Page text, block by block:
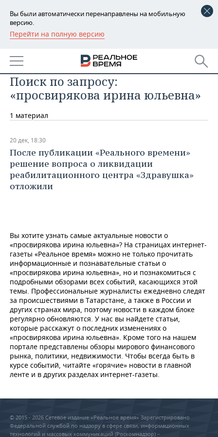
Вы были автоматически перенаправлены на мобильную
версию.
Перейти на полную версию
РЕГИОНЫ
БАШКОРТОСТАН
ТАТАРСТАН
УДМУРТИЯ
НОВОСТИ
АНАЛИТИКА
НОВОСТИ АНАЛИТИКИ
КОРОЛИ ГОСЗАКАЗА ПФО
ВУЗЫ ТАТАРСТАНА
КОМУ ПРИНАДЛЕЖАТ
ЭКОНОМИКА
БАНКИ
БЮДЖЕТ
ПРОМЫШЛЕННОСТИ
АГРОПРОМ
НЕФТЬ
ОПК
ЭНЕРГЕТИКА
НЕДВИЖИМОСТЬ
НОВОСТИ НЕДВИЖИМОСТИ
АВТО
НОВОСТИ АВТО
БИЗНЕС
РОЗНИЧНАЯ ТОРГОВЛЯ
ТРАНСПОРТ
УСЛУГИ
НОВОСТИ ТЕХНОЛОГИЙ
IT
МЕДИА
ТЕЛЕКОММУНИКАЦИИ
МЕРОПРИЯТИЯ
НОВОСТИ МЕРОПРИЯТИЙ
ВЫЕЗДНАЯ РЕДАКЦИЯ
БИЗНЕС-БРАНЧИ
ONLINE-КОНФЕРЕНЦИИ
ОТКРЫТАЯ ЛЕКЦИЯ
СПОРТ
НОВОСТИ СПОРТА
ФУТБОЛ
ХОККЕЙ
БАСКЕТБОЛ
ВОЛЕЙБОЛ
ФИГУРНОЕ КАТАНИЕ
ОБЩЕСТВО
НОВОСТИ ОБЩЕСТВА
ВЛАСТЬ
ИНФРАСТРУКТУРА
ИСТОРИЯ
МЕДИЦИНА
ФОТОГАЛЕРЕЯ
СЮЖЕТЫ
СПРАВОЧНИК
СПИСОК ПЕРСОН
ПОЛНАЯ ВЕРСИЯ
Поиск по запросу:
«просвирякова ирина юльевна»
1 материал
20 дек, 18:30
После публикации «Реального времени»
решение вопроса о ликвидации
реабилитационного центра «Здравушка»
отложили
Вы хотите узнать самые актуальные новости о
«просвирякова ирина юльевна»? На страницах интернет-
газеты «Реальное время» можно не только прочитать
информационные и познавательные статьи о
«просвирякова ирина юльевна», но и познакомиться с
подробными обзорами всех событий, касающихся этой
темы. Профессиональные журналисты ежедневно следят
за происшествиями в Татарстане, а также в России и
других странах мира, поэтому новости в каждом блоке
регулярно обновляются. У нас вы найдете статьи,
которые расскажут о последних изменениях о
«просвирякова ирина юльевна». Кроме того на нашем
портале представлены обзоры мирового финансового
рынка, политики, недвижимости. Чтобы всегда быть в
курсе событий, читайте «горячие» новости в главной
ленте и в других разделах интернет-газеты.
© 2015 - 2026 Сетевое издание «Реальное время» Зарегистрировано
Федеральной службой по надзору в сфере связи, информационных
технологий и массовых коммуникаций (Роскомнадзор) –